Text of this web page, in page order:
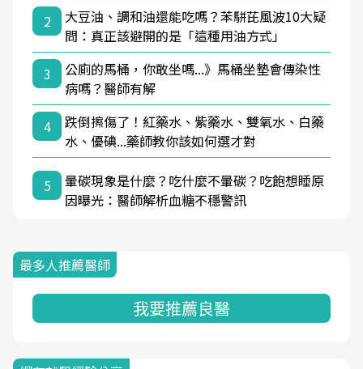
2
大豆油、調和油還能吃嗎？苯駢芘風波10大疑
問：真正該避開的是「這種用油方式」
3
公廁的馬桶，你敢坐嗎...》馬桶坐墊會傳染性
病嗎？醫師有解
4
跌倒擦傷了！紅藥水、紫藥水、雙氧水、白藥
水、優碘...藥師教你該如何選才對
5
暈碳現象是什麼？吃什麼不暈碳？吃飽想睡原
因曝光：醫師解析血糖不穩警訊
最多人推薦醫師
我要推薦良醫